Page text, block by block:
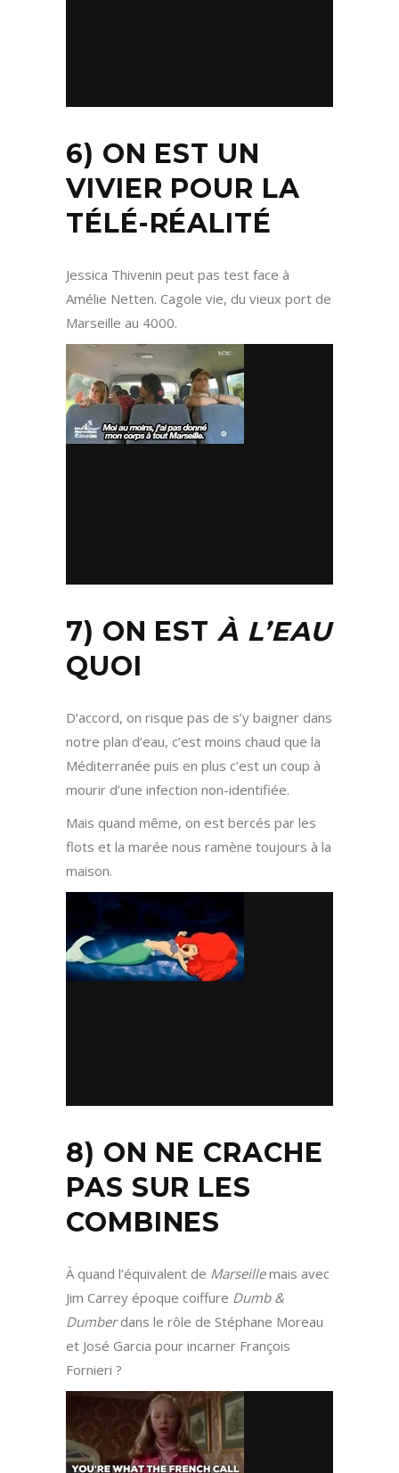
6) ON EST UN
VIVIER POUR LA
TÉLÉ-RÉALITÉ
Jessica Thivenin peut pas test face à
Amélie Netten. Cagole vie, du vieux port de
Marseille au 4000.
7) ON EST À L’EAU
QUOI
D’accord, on risque pas de s’y baigner dans
notre plan d’eau, c’est moins chaud que la
Méditerranée puis en plus c’est un coup à
mourir d’une infection non-identifiée.
Mais quand même, on est bercés par les
flots et la marée nous ramène toujours à la
maison.
8) ON NE CRACHE
PAS SUR LES
COMBINES
À quand l’équivalent de Marseillemais avec
Jim Carrey époque coiffure Dumb &
Dumberdans le rôle de Stéphane Moreau
et José Garcia pour incarner François
Fornieri ?